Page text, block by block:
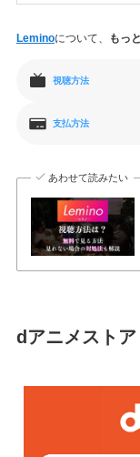
Leminoについて、 もっ
視聴方法
支払方法
あわせて読みたい
dアニメストア